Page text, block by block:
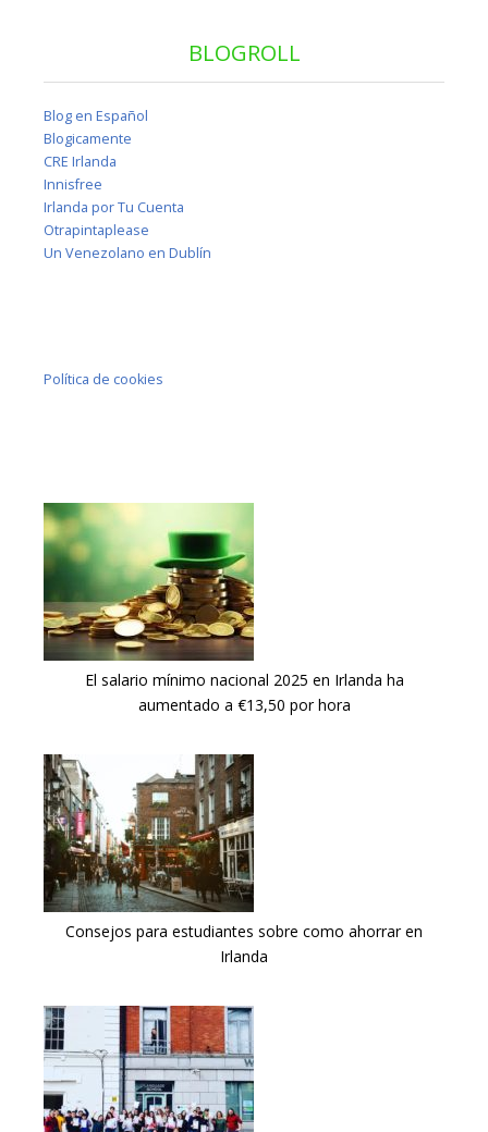
BLOGROLL
Blog en Español
Blogicamente
CRE Irlanda
Innisfree
Irlanda por Tu Cuenta
Otrapintaplease
Un Venezolano en Dublín
Política de cookies
El salario mínimo nacional 2025 en Irlanda ha
aumentado a €13,50 por hora
Consejos para estudiantes sobre como ahorrar en
Irlanda